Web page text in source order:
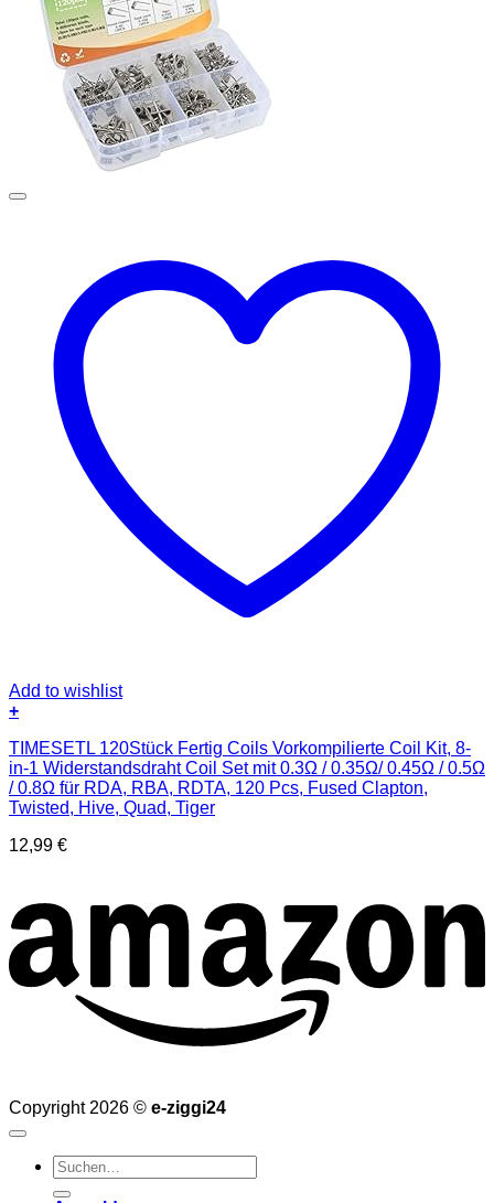
Add to wishlist
+
TIMESETL 120Stück Fertig Coils Vorkompilierte Coil Kit, 8-
in-1 Widerstandsdraht Coil Set mit 0.3Ω / 0.35Ω/ 0.45Ω / 0.5Ω
/ 0.8Ω für RDA, RBA, RDTA, 120 Pcs, Fused Clapton,
Twisted, Hive, Quad, Tiger
12,99 €
Copyright 2026 © e-ziggi24
Suchen
nach: